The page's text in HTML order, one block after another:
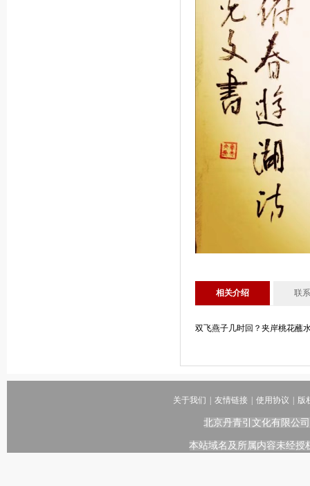
相关介绍 联
双飞燕子几时回？夹岸桃花蘸
关于我们 友情链接 使用协议 版
北京丹青引文化有限公
本站域名及所属内容未经授